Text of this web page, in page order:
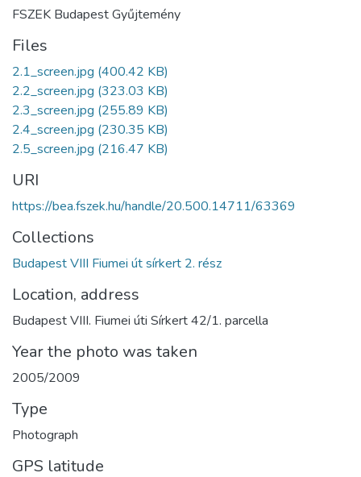
FSZEK Budapest Gyűjtemény
Files
2.1_screen.jpg (400.42 KB)
2.2_screen.jpg (323.03 KB)
2.3_screen.jpg (255.89 KB)
2.4_screen.jpg (230.35 KB)
2.5_screen.jpg (216.47 KB)
URI
https://bea.fszek.hu/handle/20.500.14711/63369
Collections
Budapest VIII Fiumei út sírkert 2. rész
Location, address
Budapest VIII. Fiumei úti Sírkert 42/1. parcella
Year the photo was taken
2005/2009
Type
Photograph
GPS latitude